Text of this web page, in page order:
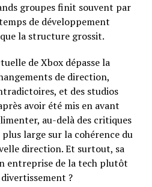
groupes finit souvent par
de développement
la structure grossit.
de Xbox dépasse la
de direction,
et des studios
avoir été mis en avant
au-delà des critiques
large sur la cohérence du
direction. Et surtout, sa
entreprise de la tech plutôt
?